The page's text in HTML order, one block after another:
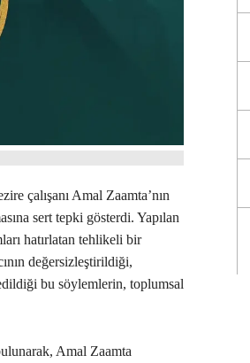
çalışanı Amal Zaamta’nın
sert tepki gösterdi. Yapılan
hatırlatan tehlikeli bir
değersizleştirildiği,
bu söylemlerin, toplumsal
Amal Zaamta